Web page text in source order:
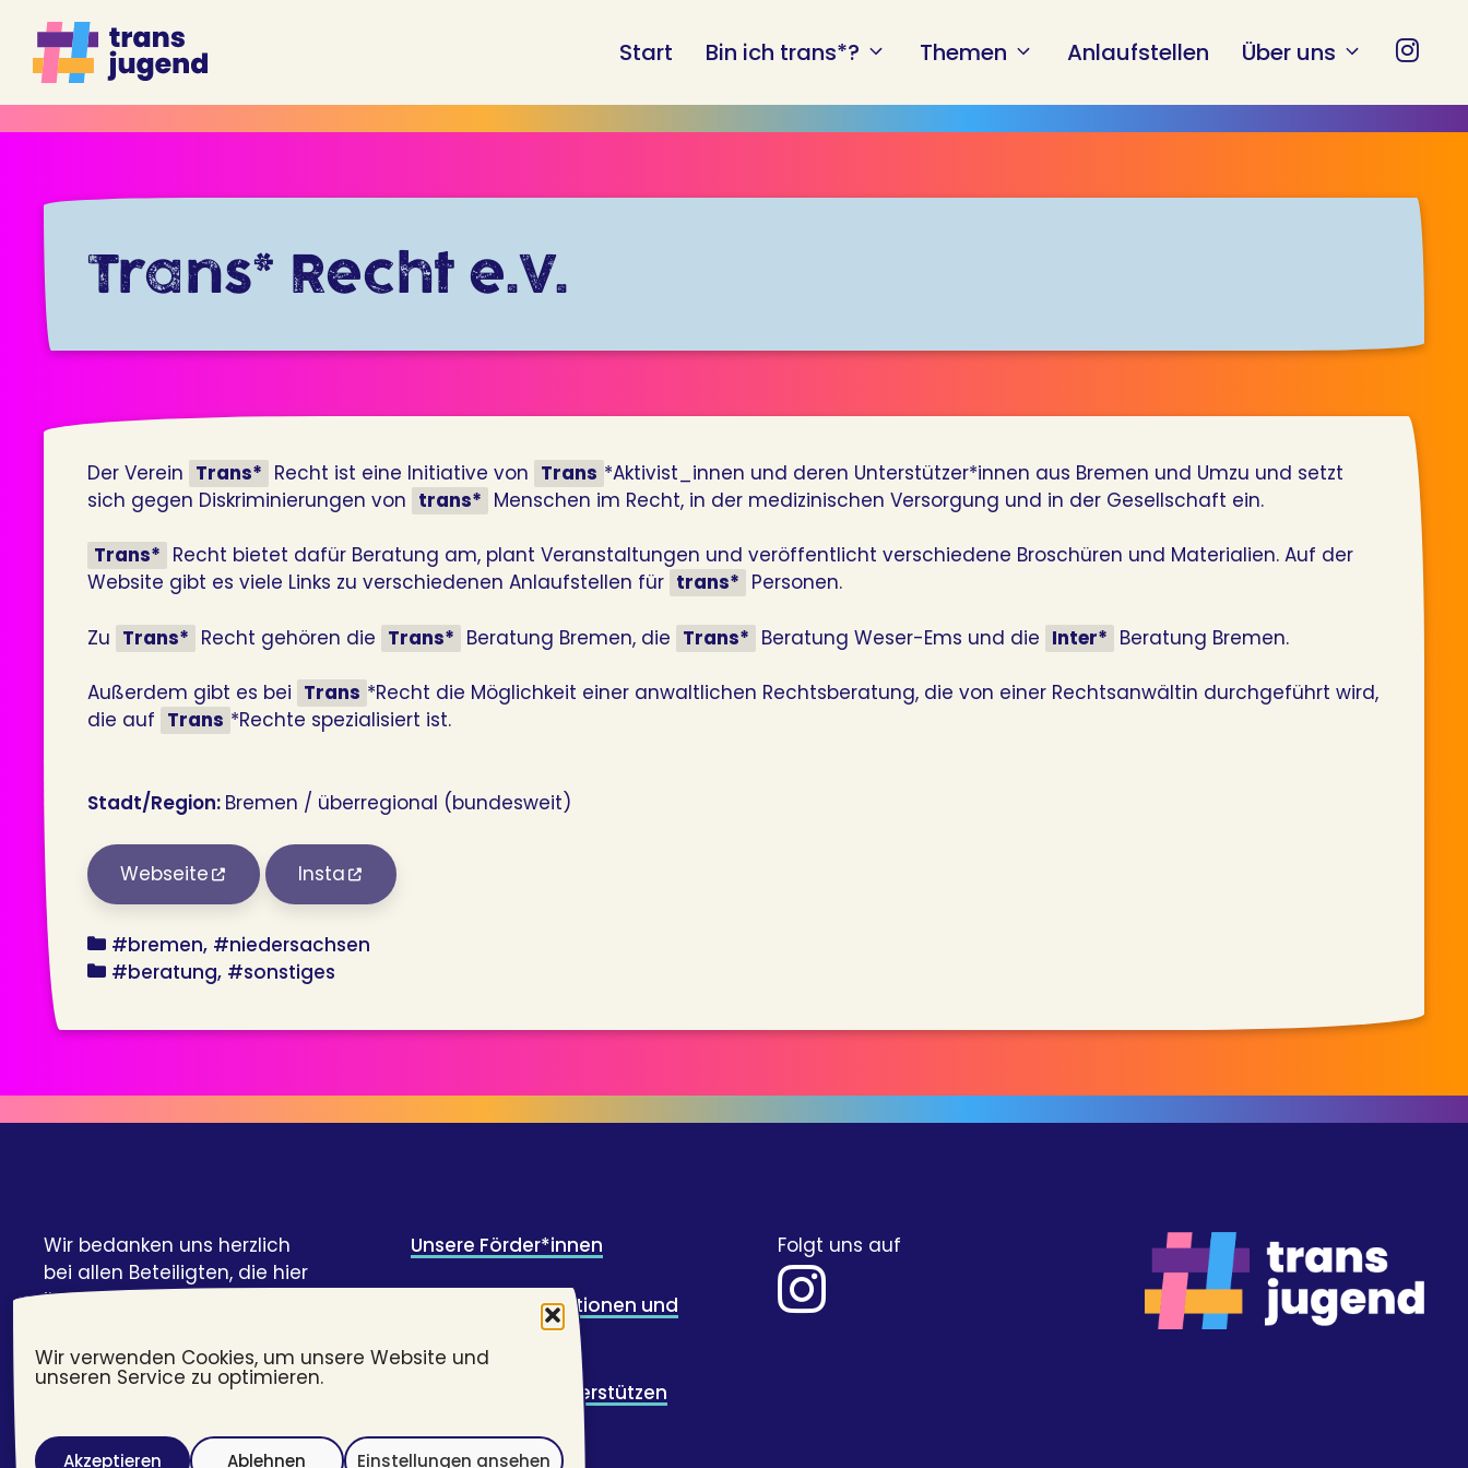
Wir verwenden Cookies, um unsere Website und
unseren Service zu optimieren.
Akzeptieren Ablehnen Einstellungen ansehen
Inhalt
springen
Start Bin ich trans*? Themen Anlaufstellen Über uns
Trans* Recht e.V.
Der Verein Trans* Recht ist eine Initiative von Trans *Aktivist_innen und deren Unterstützer*innen aus Bremen und Umzu und setzt
sich gegen Diskriminierungen von trans* Menschen im Recht, in der medizinischen Versorgung und in der Gesellschaft ein.
Trans* Recht bietet dafür Beratung am, plant Veranstaltungen und veröffentlicht verschiedene Broschüren und Materialien. Auf der
Website gibt es viele Links zu verschiedenen Anlaufstellen für trans* Personen.
Zu Trans* Recht gehören die Trans* Beratung Bremen, die Trans* Beratung Weser-Ems und die Inter* Beratung Bremen.
Außerdem gibt es bei Trans *Recht die Möglichkeit einer anwaltlichen Rechtsberatung, die von einer Rechtsanwältin durchgeführt wird,
die auf Trans *Rechte spezialisiert ist.
Stadt/Region: Bremen / überregional (bundesweit)
Webseite Insta
bundesland
#bremen #niedersachsen
angebot
#beratung #sonstiges
Wir bedanken uns herzlich
bei allen Beteiligten, die hier
ihre Geschichte und Expertise
Unsere Förder*innen
Credits für Illustrationen und
Webentwicklung
#transjugend unterstützen
Folgt uns auf